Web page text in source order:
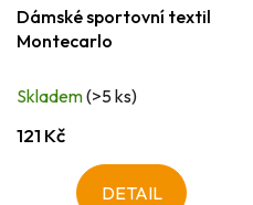
Dámské sportovní textil
Montecarlo
Skladem(>5 ks)
121 Kč
DETAIL